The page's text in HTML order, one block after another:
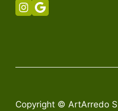
Copyright © ArtArredo